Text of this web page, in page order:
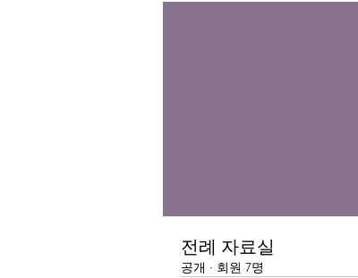
전례 자료실
공개 · 회원 7명